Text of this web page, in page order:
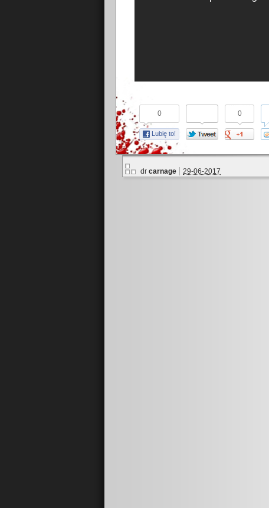
0
Lubię to!
0
dr carnage 29-06-2017